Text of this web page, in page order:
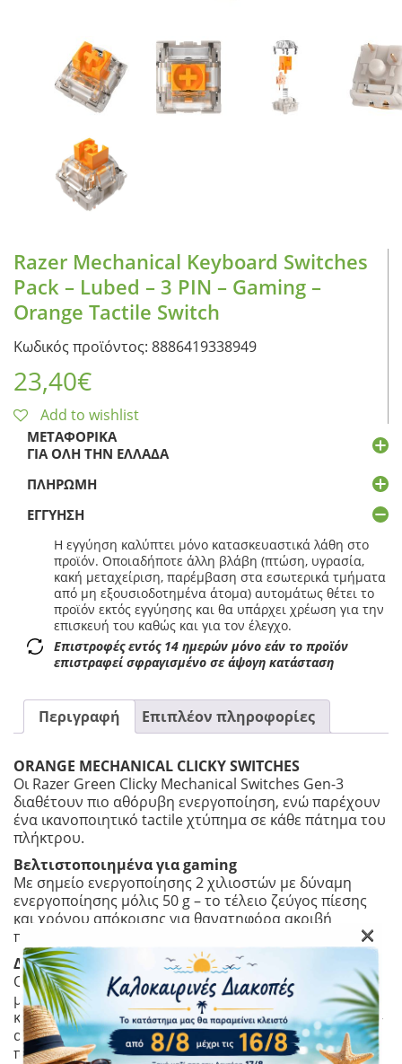
Razer Mechanical Keyboard Switches
Pack – Lubed – 3 PIN – Gaming –
Orange Tactile Switch
Κωδικός προϊόντος: 8886419338949
23,40€
Add to wishlist
ΜΕΤΑΦΟΡΙΚΆ
ΓΙΑ ΌΛΗ ΤΗΝ ΕΛΛΆΔΑ
ΠΛΗΡΩΜΉ
ΕΓΓΎΗΣΗ
Η εγγύηση καλύπτει μόνο κατασκευαστικά λάθη στο
προϊόν. Οποιαδήποτε άλλη βλάβη (πτώση, υγρασία,
κακή μεταχείριση, παρέμβαση στα εσωτερικά τμήματα
από μη εξουσιοδοτημένα άτομα) αυτομάτως θέτει το
προϊόν εκτός εγγύησης και θα υπάρχει χρέωση για την
επισκευή του καθώς και για τον έλεγχο.
Επιστροφές εντός 14 ημερών μόνο εάν το προϊόν
επιστραφεί σφραγισμένο σε άψογη κατάσταση
Περιγραφή Επιπλέον πληροφορίες
ORANGE MECHANICAL CLICKY SWITCHES
Οι Razer Green Clicky Mechanical Switches Gen-3
διαθέτουν πιο αθόρυβη ενεργοποίηση, ενώ παρέχουν
ένα ικανοποιητικό tactile χτύπημα σε κάθε πάτημα του
πλήκτρου.
Βελτιστοποιημένα για gaming
Με σημείο ενεργοποίησης 2 χιλιοστών με δύναμη
ενεργοποίησης μόλις 50 g – το τέλειο ζεύγος πίεσης
και χρόνου απόκρισης για θανατηφόρα ακριβή
πατήματα με ευδιάκριτο, απτικό Feedback,
Διαφανές περίβλημα με LED Lens
Ο διαφανής, διάφανος σχεδιασμός είναι εξοπλισμένος
με φακό LED που εστιάζει το φως από την πηγή στα
καπάκια των πλήκτρων για πιο ομοιόμορφο φωτισμό –
αποκαλύπτοντας την πραγματική λάμψη ενός
πληκτρολογίου με οπίσθιο φωτισμό
×